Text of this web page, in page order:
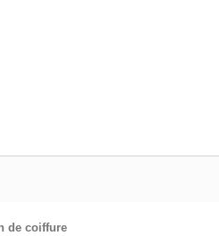
de coiffure